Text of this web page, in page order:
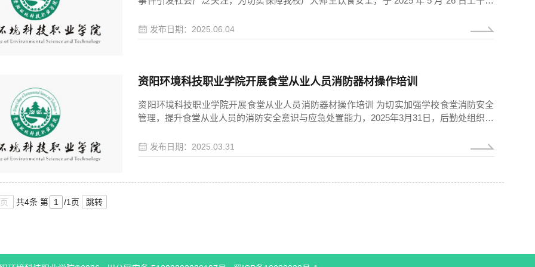
食堂和商业服务用房开展了绞肉机安全使用专项检查。此次检查旨在全面排查绞肉机的清
发布日期：2025.06.04
资阳环境科技职业学院开展食堂从业人员消防器材操作培训
资阳环境科技职业学院开展食堂从业人员消防器材操作培训 为切实加强学校食堂消防安全
管理，提升食堂从业人员的消防安全意识与应急处置能力，2025年3月31日，后勤处组织食
食堂从业人员参与了此次培训。 结合学校食堂的实际情况，专业人员详细讲解了食堂火灾
发布日期：2025.03.31
共4条 第 /1页 跳转